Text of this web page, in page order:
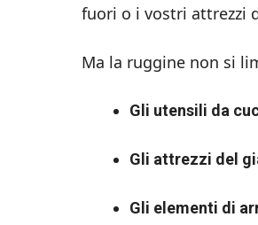
fuori o i vostri attrezzi
Ma la ruggine non si
Gli utensili da
Gli attrezzi del
Gli elementi di